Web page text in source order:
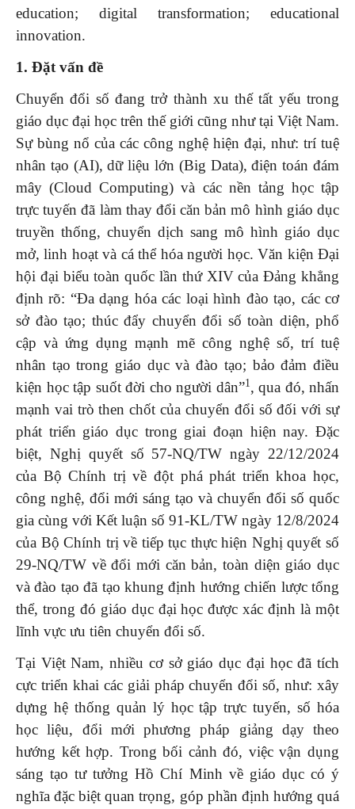
education; digital transformation; educational
innovation.
1. Đặt vấn đề
Chuyển đổi số đang trở thành xu thế tất yếu trong
giáo dục đại học trên thế giới cũng như tại Việt Nam.
Sự bùng nổ của các công nghệ hiện đại, như: trí tuệ
nhân tạo (AI), dữ liệu lớn (Big Data), điện toán đám
mây (Cloud Computing) và các nền tảng học tập
trực tuyến đã làm thay đổi căn bản mô hình giáo dục
truyền thống, chuyển dịch sang mô hình giáo dục
mở, linh hoạt và cá thể hóa người học. Văn kiện Đại
hội đại biểu toàn quốc lần thứ XIV của Đảng khẳng
định rõ: “Đa dạng hóa các loại hình đào tạo, các cơ
sở đào tạo; thúc đẩy chuyển đổi số toàn diện, phổ
cập và ứng dụng mạnh mẽ công nghệ số, trí tuệ
nhân tạo trong giáo dục và đào tạo; bảo đảm điều
kiện học tập suốt đời cho người dân”1, qua đó, nhấn
mạnh vai trò then chốt của chuyển đổi số đối với sự
phát triển giáo dục trong giai đoạn hiện nay. Đặc
biệt, Nghị quyết số 57-NQ/TW ngày 22/12/2024
của Bộ Chính trị về đột phá phát triển khoa học,
công nghệ, đổi mới sáng tạo và chuyển đổi số quốc
gia cùng với Kết luận số 91-KL/TW ngày 12/8/2024
của Bộ Chính trị về tiếp tục thực hiện Nghị quyết số
29-NQ/TW về đổi mới căn bản, toàn diện giáo dục
và đào tạo đã tạo khung định hướng chiến lược tổng
thể, trong đó giáo dục đại học được xác định là một
lĩnh vực ưu tiên chuyển đổi số.
Tại Việt Nam, nhiều cơ sở giáo dục đại học đã tích
cực triển khai các giải pháp chuyển đổi số, như: xây
dựng hệ thống quản lý học tập trực tuyến, số hóa
học liệu, đổi mới phương pháp giảng dạy theo
hướng kết hợp. Trong bối cảnh đó, việc vận dụng
sáng tạo tư tưởng Hồ Chí Minh về giáo dục có ý
nghĩa đặc biệt quan trọng, góp phần định hướng quá